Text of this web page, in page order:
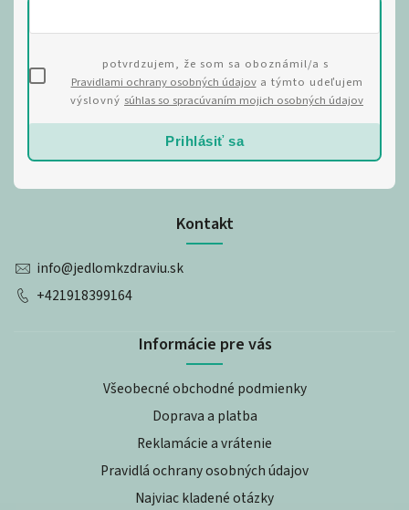
Kontakt
info@jedlomkzdraviu.sk
+421918399164
Informácie pre vás
Všeobecné obchodné podmienky
Doprava a platba
Reklamácie a vrátenie
Pravidlá ochrany osobných údajov
Najviac kladené otázky
potvrdzujem, že som sa oboznámil/a s
Pravidlami ochrany osobných údajova týmto udeľujem
výslovný súhlas so spracúvaním mojich osobných údajov
Prihlásiť sa